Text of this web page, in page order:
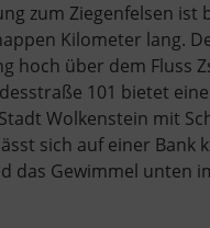
zum Ziegenfelsen ist
Kilometer lang.
hoch über dem Fluss
101 bietet
Wolkenstein mit
sich auf einer Bank
das Gewimmel unten